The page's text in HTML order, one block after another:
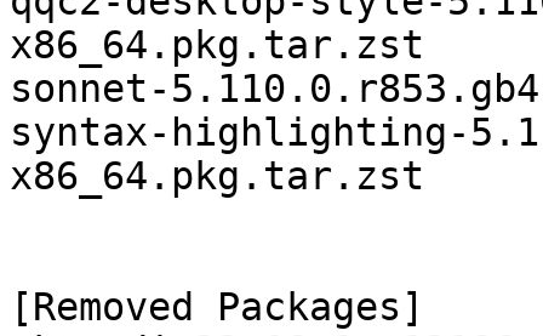
x86_64.pkg.tar.zst
sonnet-
syntax-highlighting-
x86_64.pkg.tar.zst
[Removed Packages]